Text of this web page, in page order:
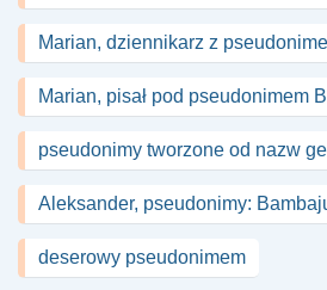
Marian, dziennikarz z
Marian, pisał pod pseudonimem
pseudonimy tworzone od nazw
Aleksander, pseudonimy:
deserowy pseudonimem